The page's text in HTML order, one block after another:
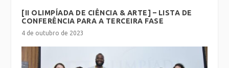
[II OLIMPÍADA DE CIÊNCIA & ARTE] – LISTA DE
CONFERÊNCIA PARA A TERCEIRA FASE
4 de outubro de 2023